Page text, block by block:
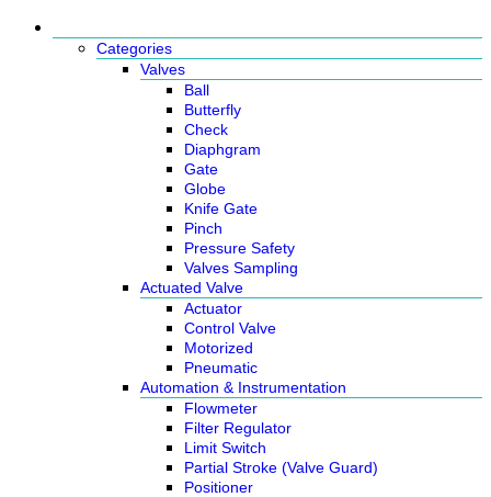
Categories
Valves
Ball
Butterfly
Check
Diaphgram
Gate
Globe
Knife Gate
Pinch
Pressure Safety
Valves Sampling
Actuated Valve
Actuator
Control Valve
Motorized
Pneumatic
Automation & Instrumentation
Flowmeter
Filter Regulator
Limit Switch
Partial Stroke (Valve Guard)
Positioner